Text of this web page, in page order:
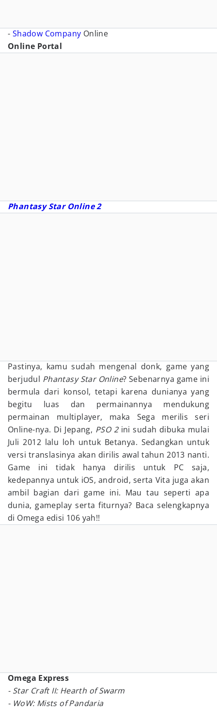
- Shadow Company Online
Online Portal
Phantasy Star Online 2
Pastinya, kamu sudah mengenal donk, game yang
berjudul Phantasy Star Online? Sebenarnya game ini
bermula dari konsol, tetapi karena dunianya yang
begitu luas dan permainannya mendukung
permainan multiplayer, maka Sega merilis seri
Online-nya. Di Jepang, PSO 2ini sudah dibuka mulai
Juli 2012 lalu loh untuk Betanya. Sedangkan untuk
versi translasinya akan dirilis awal tahun 2013 nanti.
Game ini tidak hanya dirilis untuk PC saja,
kedepannya untuk iOS, android, serta Vita juga akan
ambil bagian dari game ini. Mau tau seperti apa
dunia, gameplay serta fiturnya? Baca selengkapnya
di Omega edisi 106 yah!!
Omega Express
- Star Craft II: Hearth of Swarm
- WoW: Mists of Pandaria